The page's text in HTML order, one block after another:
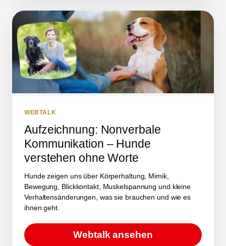
WEBTALK
Aufzeichnung: Nonverbale
Kommunikation – Hunde
verstehen ohne Worte
Hunde zeigen uns über Körperhaltung, Mimik,
Bewegung, Blickkontakt, Muskelspannung und kleine
Verhaltensänderungen, was sie brauchen und wie es
ihnen geht.
Webtalk ansehen